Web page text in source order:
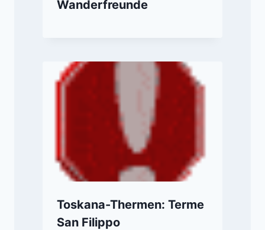
Wanderfreunde
Toskana-Thermen: Terme
San Filippo